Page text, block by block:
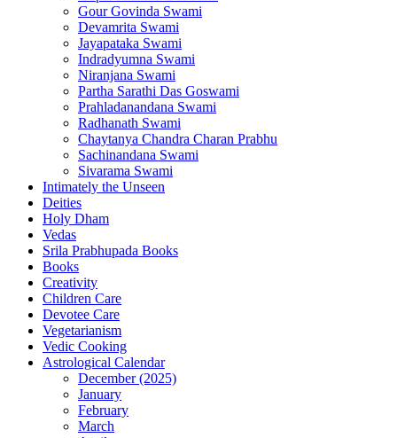
Gour Govinda Swami
Devamrita Swami
Jayapataka Swami
Indradyumna Swami
Niranjana Swami
Partha Sarathi Das Goswami
Prahladanandana Swami
Radhanath Swami
Chaytanya Chandra Charan Prabhu
Sachinandana Swami
Sivarama Swami
Intimately the Unseen
Deities
Holy Dham
Vedas
Srila Prabhupada Books
Books
Creativity
Children Care
Devotee Care
Vegetarianism
Vedic Cooking
Astrological Calendar
December (2025)
January
February
March